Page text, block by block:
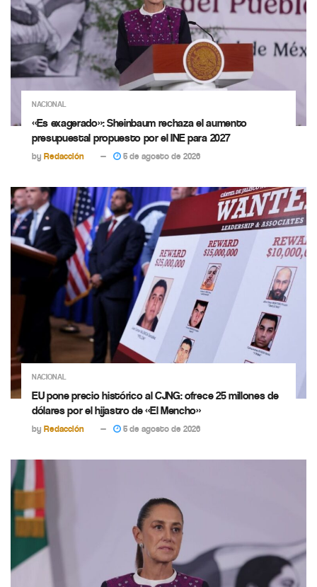
NACIONAL
«Es exagerado»: Sheinbaum rechaza el aumento
presupuestal propuesto por el INE para 2027
by Redacción 5 de agosto de 2026
NACIONAL
EU pone precio histórico al CJNG: ofrece 25 millones de
dólares por el hijastro de «El Mencho»
by Redacción 5 de agosto de 2026